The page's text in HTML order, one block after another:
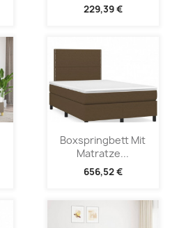
229,39 €
Boxspringbett Mit
Matratze...
656,52 €